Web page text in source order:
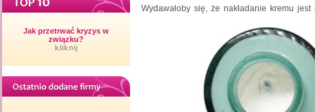
Jak przetrwać kryzys w
związku?
kliknij
Wydawałoby się, że nakładanie kremu